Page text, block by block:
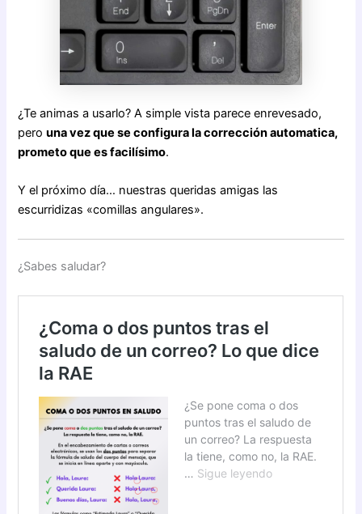
¿Te animas a usarlo? A simple vista parece enrevesado,
perouna vez que se configura la corrección automatica,
prometo que es facilísimo.
Y el próximo día… nuestras queridas amigas las
escurridizas «comillas angulares».
¿Sabes saludar?